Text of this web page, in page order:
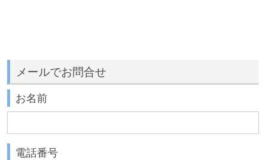
メールでお問合せ
お名前
電話番号